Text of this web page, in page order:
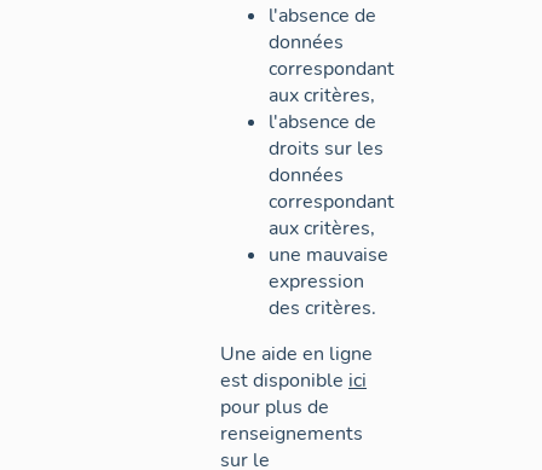
l'absence de
données
correspondant
aux critères,
l'absence de
droits sur les
données
correspondant
aux critères,
une mauvaise
expression
des critères.
Une aide en ligne
est disponible ici
pour plus de
renseignements
sur le